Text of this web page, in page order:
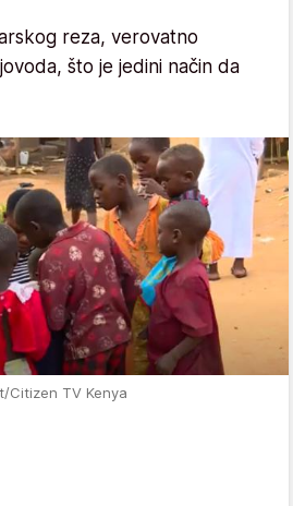
reza, verovatno
što je jedini način da
Citizen TV Kenya